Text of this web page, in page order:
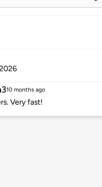
10 months ago
Very fast!